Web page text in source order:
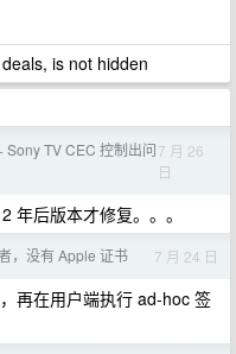
is not hidden
Sony TV CEC 控制出问7 月 26
日
年后版本才修复。。。
，没有 Apple 证书 7 月 24 日
再在用户端执行 ad-hoc 签